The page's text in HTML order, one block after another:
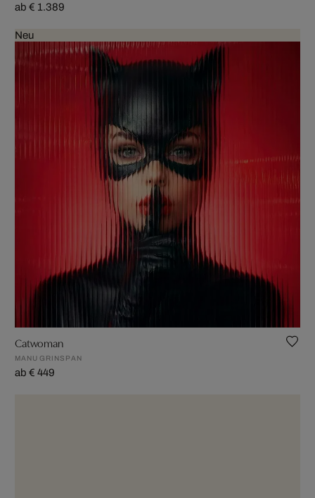
ab € 1.389
Neu
Catwoman
MANU GRINSPAN
ab € 449